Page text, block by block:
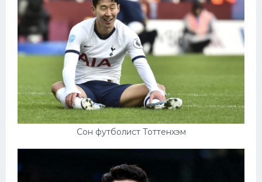
Сон футболист Тоттенхэм